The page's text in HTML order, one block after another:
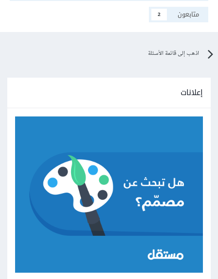
متابعون
2
اذهب إلى قائمة الأسئلة
إعلانات